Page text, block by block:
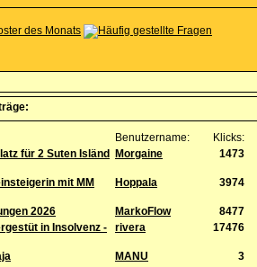
Benutzername:
Klicks:
für 2 Suten Isländ
Morgaine 1473
mit MM
Hoppala 3974
2026 MarkoFlow
8477
in Insolvenz -
rivera 17476
MANU
3